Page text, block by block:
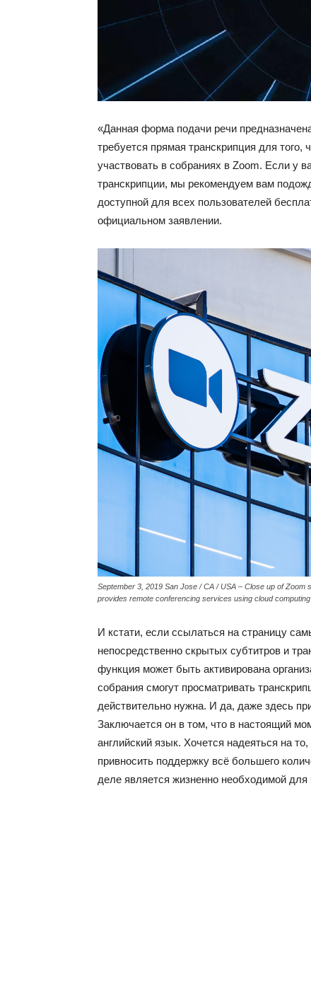
«Данная форма подачи речи
требуется прямая транскрипция для
участвовать в собраниях в Zoom. Если у
транскрипции, мы рекомендуем вам
доступной для всех пользователей
официальном заявлении.
September 3, 2019 San Jose / CA / USA – Close up of
provides remote conferencing services using cloud computing
И кстати, если ссылаться на страницу
непосредственно скрытых субтитров и
функция может быть активирована
собрания смогут просматривать
действительно нужна. И да, даже здесь
Заключается он в том, что в настоящий
английский язык. Хочется надеяться на
привносить поддержку всё большего
деле является жизненно необходимой